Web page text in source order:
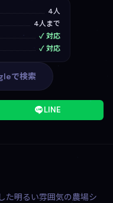
4人
4人まで
✓ 対応
✓ 対応
で検索
LINE
た明るい雰囲気の農場シ